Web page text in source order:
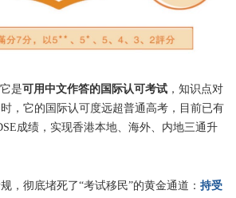
是可用中文作答的国际认可考试 ，知识点对
，它的国际认可度远超普通高考，目前已有
成绩，实现香港本地、海外、内地三通升
，彻底堵死了“考试移民”的黄金通道：持受